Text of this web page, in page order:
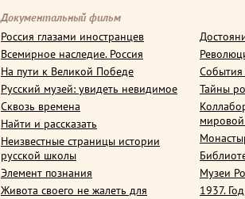
Документальный фильм
Россия глазами иностранцев
Всемирное наследие. Россия
На пути к Великой Победе
Русский музей: увидеть невидимое
Сквозь времена
Найти и рассказать
Неизвестные страницы истории
русской школы
Элемент познания
Живота своего не жалеть для
События
Тайны
Музеи
1937.